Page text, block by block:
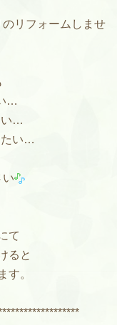
リフォームしませ
…
い…
たい…
い
て
ると
す。